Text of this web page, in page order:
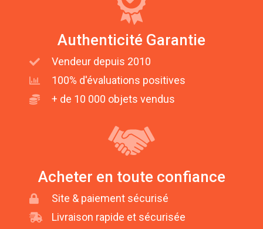
Authenticité Garantie
Vendeur depuis 2010
100% d'évaluations positives
+ de 10 000 objets vendus
Acheter en toute confiance
Site & paiement sécurisé
Livraison rapide et sécurisée